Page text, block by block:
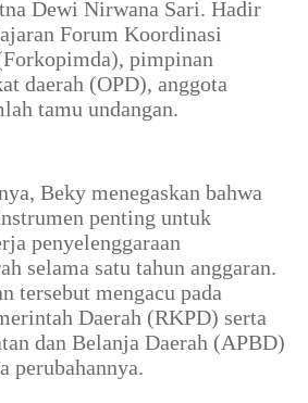
Dewi Nirwana Sari. Hadir
Forum Koordinasi
pimpinan
daerah (OPD), anggota
tamu undangan.
Beky menegaskan bahwa
penting untuk
penyelenggaraan
selama satu tahun anggaran.
tersebut mengacu pada
Daerah (RKPD) serta
dan Belanja Daerah (APBD)
perubahannya.